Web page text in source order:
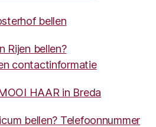
bellen
Rijen bellen?
contactinformatie
HAAR in Breda
bellen? Telefoonnummer